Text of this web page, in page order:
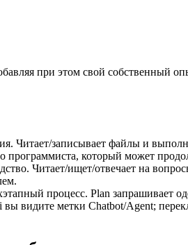
при этом свой собственный
Читает/записывает файлы и
программиста, который может
Читает/ищет/отвечает на
процесс. Plan запрашивает
вы видите метки Chatbot/Agent;